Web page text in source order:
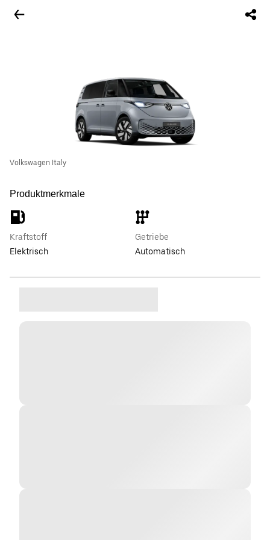
Volkswagen Italy
Produktmerkmale
Kraftstoff
Elektrisch
Getriebe
Automatisch